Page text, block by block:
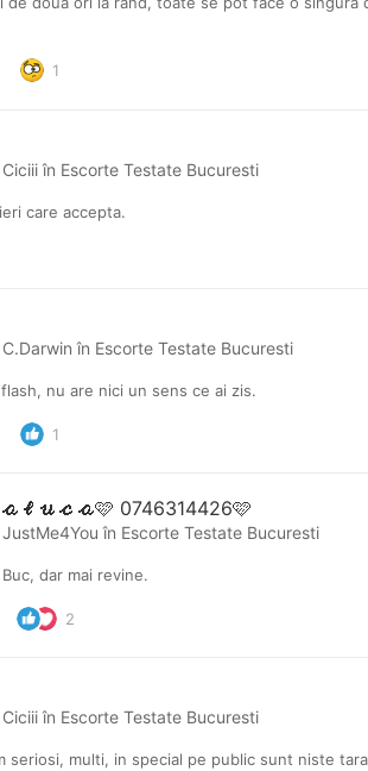
1
Ciciiiîn Escorte Testate Bucuresti
care accepta.
C.Darwin în Escorte Testate Bucuresti
nu are nici un sens ce ai zis.
1
0746314426🩷
JustMe4You în Escorte Testate Bucuresti
dar mai revine.
2
Ciciiiîn Escorte Testate Bucuresti
seriosi, multi, in special pe public sunt niste